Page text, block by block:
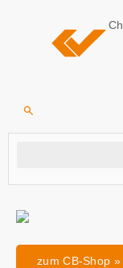
zum CB-Shop »